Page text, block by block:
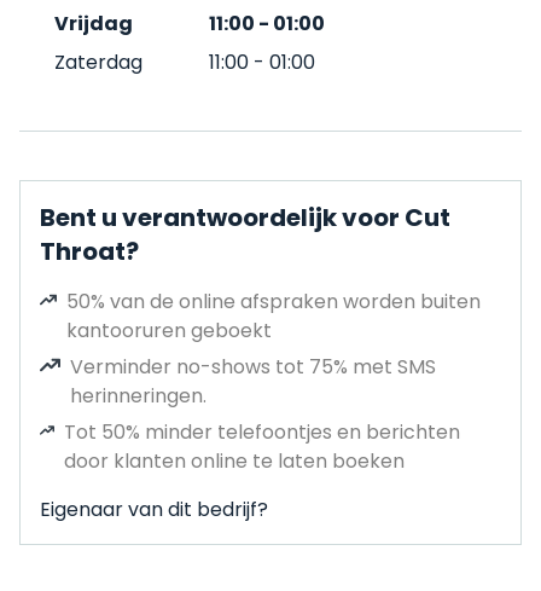
Vrijdag
11:00 - 01:00
Zaterdag
11:00 - 01:00
Bent u verantwoordelijk voor Cut
Throat?
50% van de online afspraken worden buiten
kantooruren geboekt
Verminder no-shows tot 75% met SMS
herinneringen.
Tot 50% minder telefoontjes en berichten
door klanten online te laten boeken
Eigenaar van dit bedrijf?